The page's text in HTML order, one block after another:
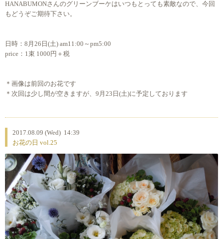
HANABUMONさんのグリーンブーケはいつもとっても素敵なので、今回
もどうぞご期待下さい。
日時：8月26日(土) am11:00～pm5:00
price：1束 1000円＋税
＊画像は前回のお花です
＊次回は少し間が空きますが、9月23日(土)に予定しております
2017.08.09 (Wed) 14:39
お花の日 vol.25